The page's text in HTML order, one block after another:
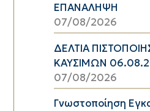
ΕΠΑΝΑΛΗΨΗ
07/08/2026
ΔΕΛΤΙΑ
ΚΑΥΣΙΜΩΝ
07/08/2026
Γνωστοποίηση